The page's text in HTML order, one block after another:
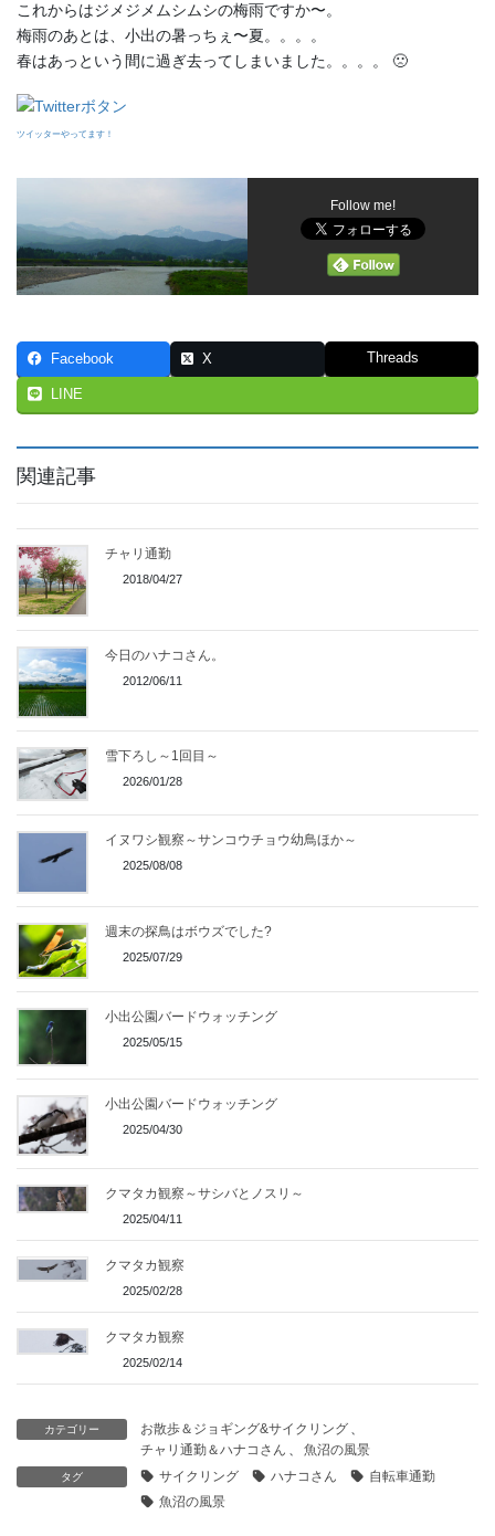
これからはジメジメムシムシの梅雨ですか〜。
梅雨のあとは、小出の暑っちぇ〜夏。。。。
春はあっという間に過ぎ去ってしまいました。。。。 🙁
ツイッターやってます！
Follow me!
Facebook X Threads
LINE
関連記事
チャリ通勤
2018/04/27
今日のハナコさん。
2012/06/11
雪下ろし～1回目～
2026/01/28
イヌワシ観察～サンコウチョウ幼鳥ほか～
2025/08/08
週末の探鳥はボウズでした?
2025/07/29
小出公園バードウォッチング
2025/05/15
小出公園バードウォッチング
2025/04/30
クマタカ観察～サシバとノスリ～
2025/04/11
クマタカ観察
2025/02/28
クマタカ観察
2025/02/14
カテゴリー お散歩＆ジョギング&サイクリング 、
チャリ通勤＆ハナコさん 、 魚沼の風景
タグ サイクリング ハナコさん
自転車通勤
魚沼の風景